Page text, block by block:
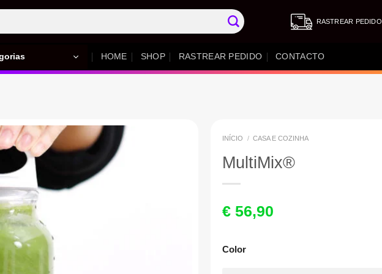
RASTREAR PEDIDO
HOME SHOP RASTREAR PEDIDO CONTACTO
INÍCIO / CASA E COZINHA
MultiMix®️
€ 56,90
Color